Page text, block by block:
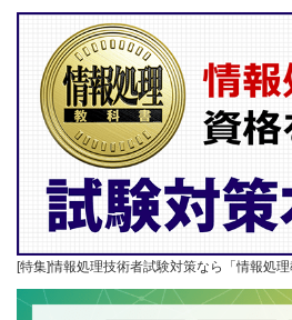
[特集]情報処理技術者試験対策なら「情報処理